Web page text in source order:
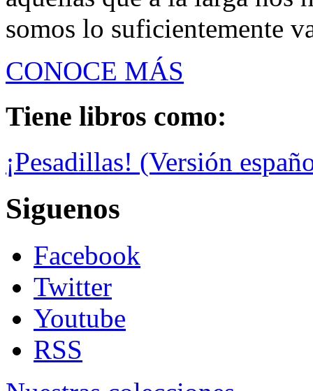
somos lo suficientemente
CONOCE MÁS
Tiene libros como:
¡Pesadillas! (Versión
Siguenos
Facebook
Twitter
Youtube
RSS